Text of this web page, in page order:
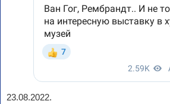
23.08.2022.